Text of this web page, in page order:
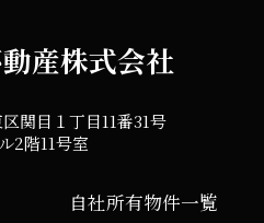
産株式会社
関目１丁目11番31号
2階11号室
自社所有物件一覧